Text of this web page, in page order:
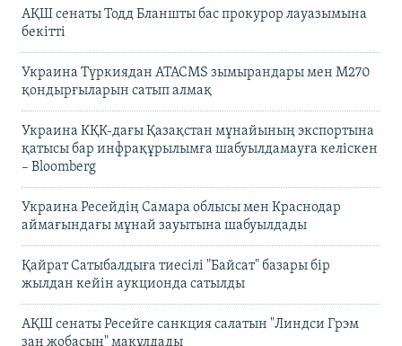
АҚШ сенаты Тодд Бланшты бас прокурор лауазымына
бекітті
Украина Түркиядан ATACMS зымырандары мен M270
қондырғыларын сатып алмақ
Украина КҚК-дағы Қазақстан мұнайының экспортына
қатысы бар инфрақұрылымға шабуылдамауға келіскен
– Bloomberg
Украина Ресейдің Самара облысы мен Краснодар
аймағындағы мұнай зауытына шабуылдады
Қайрат Сатыбалдыға тиесілі "Байсат" базары бір
жылдан кейін аукционда сатылды
АҚШ сенаты Ресейге санкция салатын "Линдси Грэм
заң жобасын" мақұлдады